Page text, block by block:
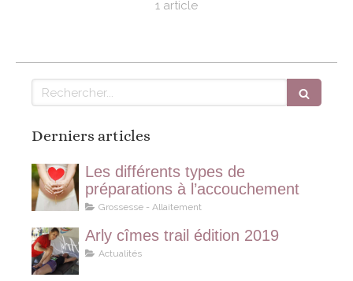
1 article
Rechercher
Derniers articles
Les différents types de
préparations à l’accouchement
Grossesse - Allaitement
Arly cîmes trail édition 2019
Actualités